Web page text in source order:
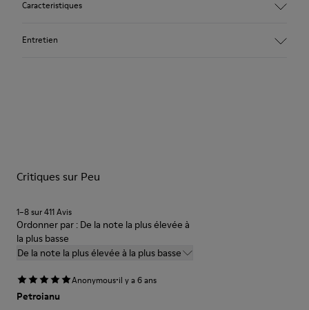
Caracteristiques
Doublure :
Certifiées par le Leather Working Group
Entretien
Pour obtenir des instructions détaillées sur l’entretien de
des chaussures
Critiques sur Peu
1–8 sur 411 Avis
Ordonner par : De la note la plus élevée à
la plus basse
De la note la plus élevée à la plus basse
Anonymous·il y a 6 ans
Petroianu